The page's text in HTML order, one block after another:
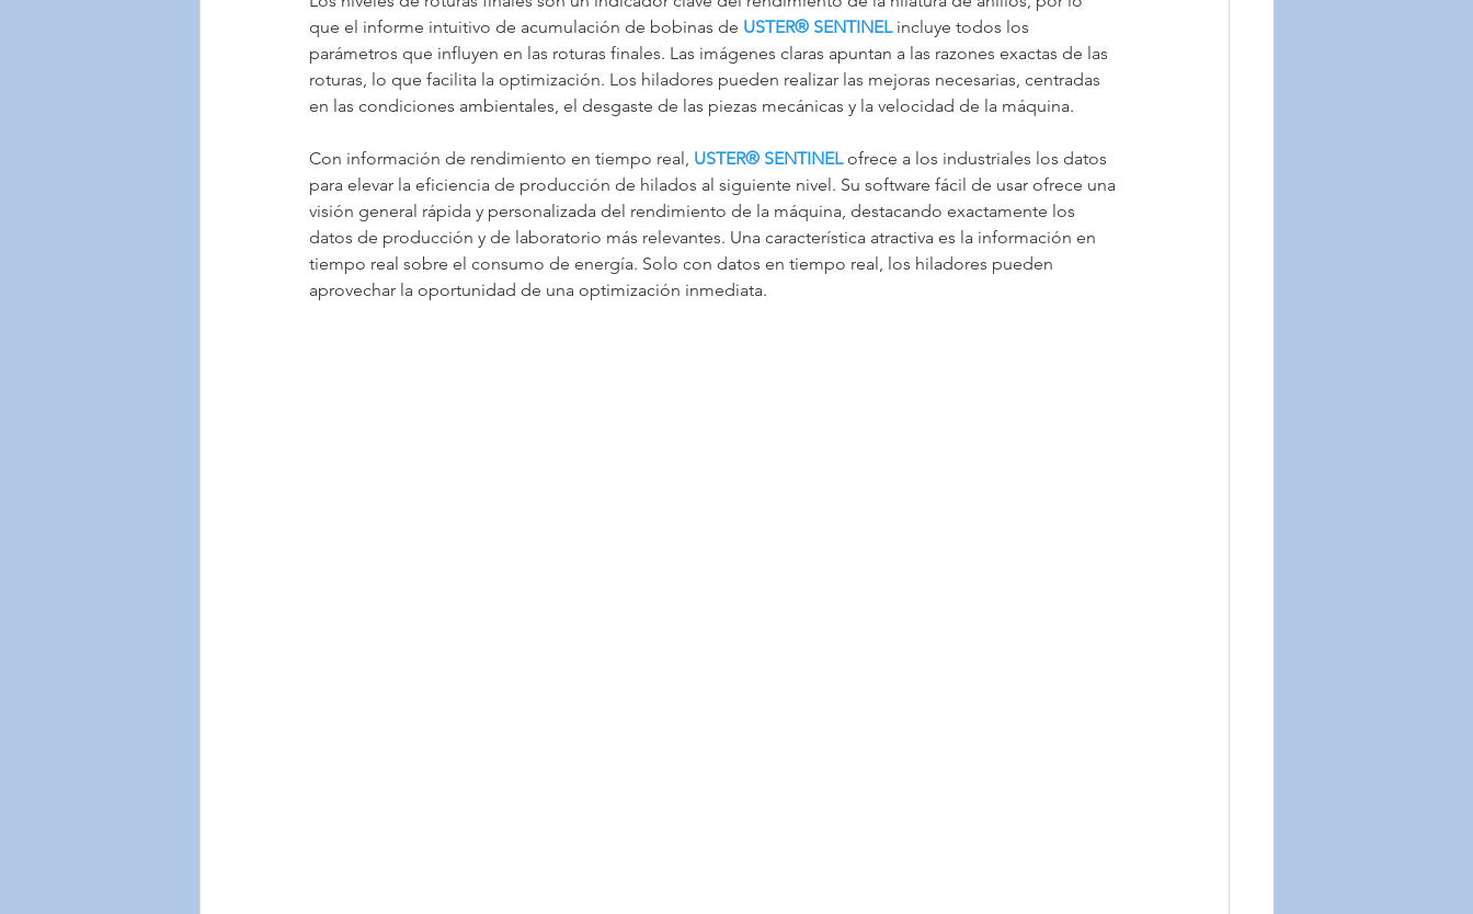
que el informe intuitivo de acumulación de bobinas de USTER® SENTINEL incluye todos los
parámetros que influyen en las roturas finales. Las imágenes claras apuntan a las razones exactas de las
roturas, lo que facilita la optimización. Los hiladores pueden realizar las mejoras necesarias, centradas
en las condiciones ambientales, el desgaste de las piezas mecánicas y la velocidad de la máquina.
Con información de rendimiento en tiempo real, USTER® SENTINEL ofrece a los industriales los datos
para elevar la eficiencia de producción de hilados al siguiente nivel. Su software fácil de usar ofrece una
visión general rápida y personalizada del rendimiento de la máquina, destacando exactamente los
datos de producción y de laboratorio más relevantes. Una característica atractiva es la información en
tiempo real sobre el consumo de energía. Solo con datos en tiempo real, los hiladores pueden
aprovechar la oportunidad de una optimización inmediata.